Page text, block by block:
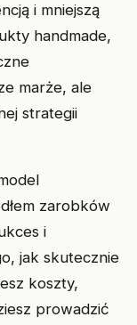
i mniejszą
handmade,
marże, ale
strategii
zarobków
i
jak skutecznie
koszty,
prowadzić